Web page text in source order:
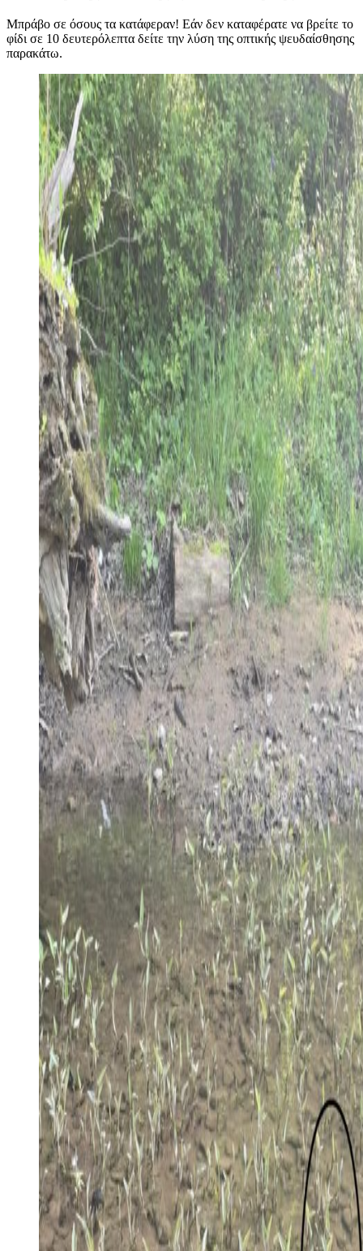
Μπράβο σε όσους τα κατάφεραν! Εάν δεν καταφέρατε να βρείτε το
φίδι σε 10 δευτερόλεπτα δείτε την λύση της οπτικής ψευδαίσθησης
παρακάτω.